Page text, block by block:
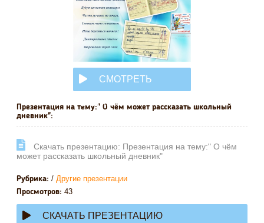
СМОТРЕТЬ
ОНЛАЙН
Презентация на тему:" О чём может рассказать школьный
дневник":
Cкачать презентацию: Презентация на тему:" О чём
может рассказать школьный дневник"
Рубрика: / Другие презентации
Просмотров: 43
СКАЧАТЬ ПРЕЗЕНТАЦИЮ